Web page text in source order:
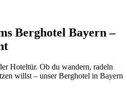
Berghotel Bayern –
Hoteltür. Ob du wandern, radeln
willst – unser Berghotel in Bayern